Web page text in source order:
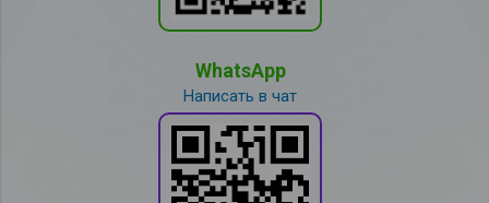
WhatsApp
Написать в чат